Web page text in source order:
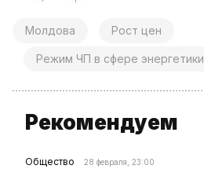
Молдова Рост цен
Режим ЧП в сфере энергетики
Рекомендуем
Общество 28 февраля, 23:00